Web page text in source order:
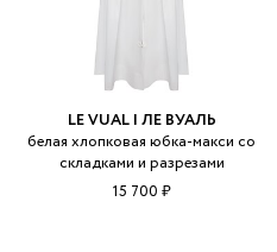
LE VUAL | ЛЕ ВУАЛЬ
белая хлопковая юбка-макси со
складками и разрезами
15 700 ₽